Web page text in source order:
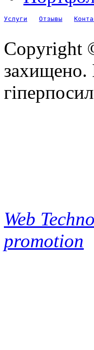
Услуги Отзывы
Copyright
захищено.
Web
promotion